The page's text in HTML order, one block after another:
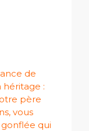
de
héritage :
père
vous
qui